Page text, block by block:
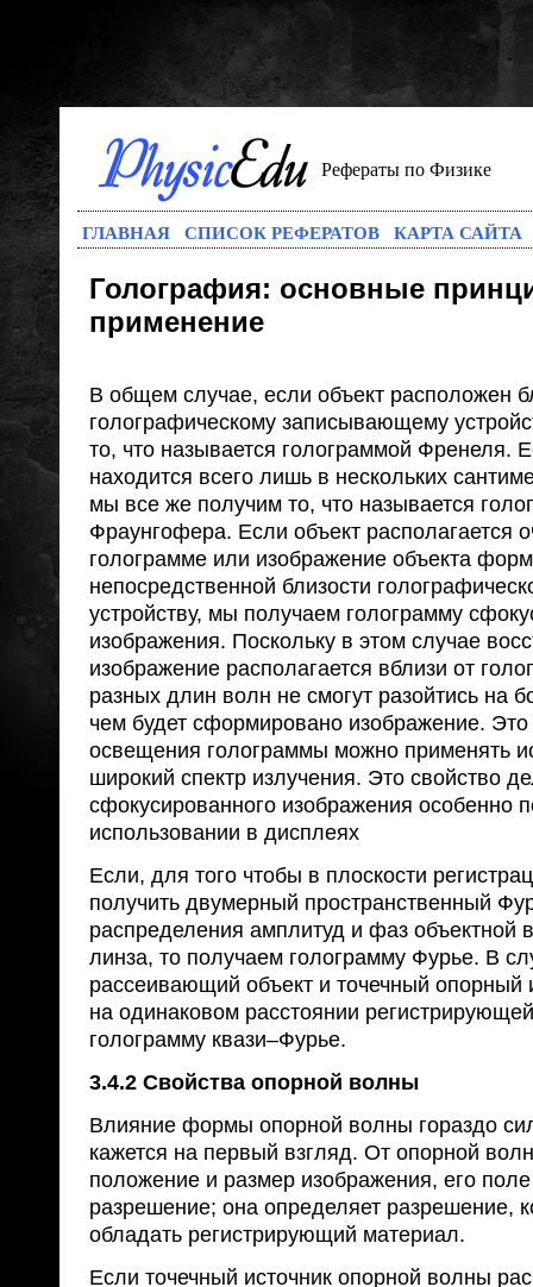
Рефераты по Физике
ГЛАВНАЯ СПИСОК РЕФЕРАТОВ КАРТА САЙТА
Голография: основные
применение
В общем случае, если объект расположен
голографическому записывающему
то, что называется голограммой Френеля.
находится всего лишь в нескольких
мы все же получим то, что называется
Фраунгофера. Если объект располагается
голограмме или изображение объекта
непосредственной близости
устройству, мы получаем голограмму
изображения. Поскольку в этом случае
изображение располагается вблизи от
разных длин волн не смогут разойтись на
чем будет сформировано изображение. Это
освещения голограммы можно применять
широкий спектр излучения. Это свойство
сфокусированного изображения особенно
использовании в дисплеях
Если, для того чтобы в плоскости
получить двумерный пространственный
распределения амплитуд и фаз объектной
линза, то получаем голограмму Фурье. В
рассеивающий объект и точечный опорный
на одинаковом расстоянии
голограмму квази–Фурье.
3.4.2 Свойства опорной волны
Влияние формы опорной волны гораздо
кажется на первый взгляд. От опорной
положение и размер изображения, его
разрешение; она определяет разрешение,
обладать регистрирующий материал.
Если точечный источник опорной волны